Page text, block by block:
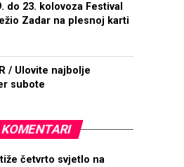
do 23. kolovoza Festival
Zadar na plesnoj karti
/ Ulovite najbolje
subote
četvrto svjetlo na